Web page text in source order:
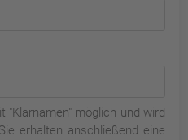
"Klarnamen" möglich und wird
erhalten anschließend eine